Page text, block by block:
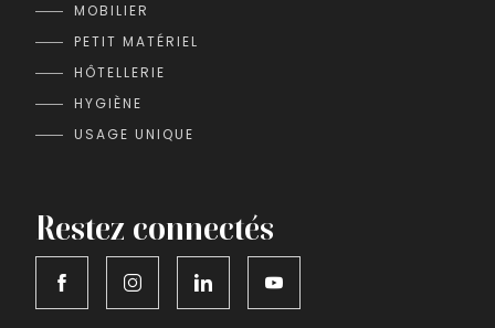
MOBILIER
PETIT MATÉRIEL
HÔTELLERIE
HYGIÈNE
USAGE UNIQUE
Restez connectés